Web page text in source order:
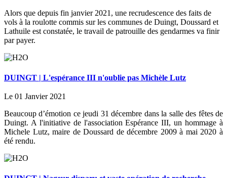
Alors que depuis fin janvier 2021, une recrudescence des faits de
vols à la roulotte commis sur les communes de Duingt, Doussard et
Lathuile est constatée, le travail de patrouille des gendarmes va finir
par payer.
DUINGT | L'espérance III n'oublie pas Michèle Lutz
Le 01 Janvier 2021
Beaucoup d’émotion ce jeudi 31 décembre dans la salle des fêtes de
Duingt. A l'initiative de l'association Espérance III, un hommage à
Michele Lutz, maire de Doussard de décembre 2009 à mai 2020 à
été rendu.